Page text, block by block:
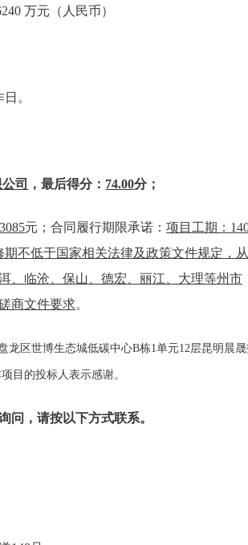
万元（人民币）
。
司 ，最后得分： 74.00分；
元；合同履行期限承诺：项目工期：
不低于国家相关法律及政策文件规定，
、临沧、保山、德宏、丽江、大理等州市
商文件要求。
龙区世博生态城低碳中心B栋1单元12层昆明晨
目的投标人表示感谢。
问，请按以下方式联系。